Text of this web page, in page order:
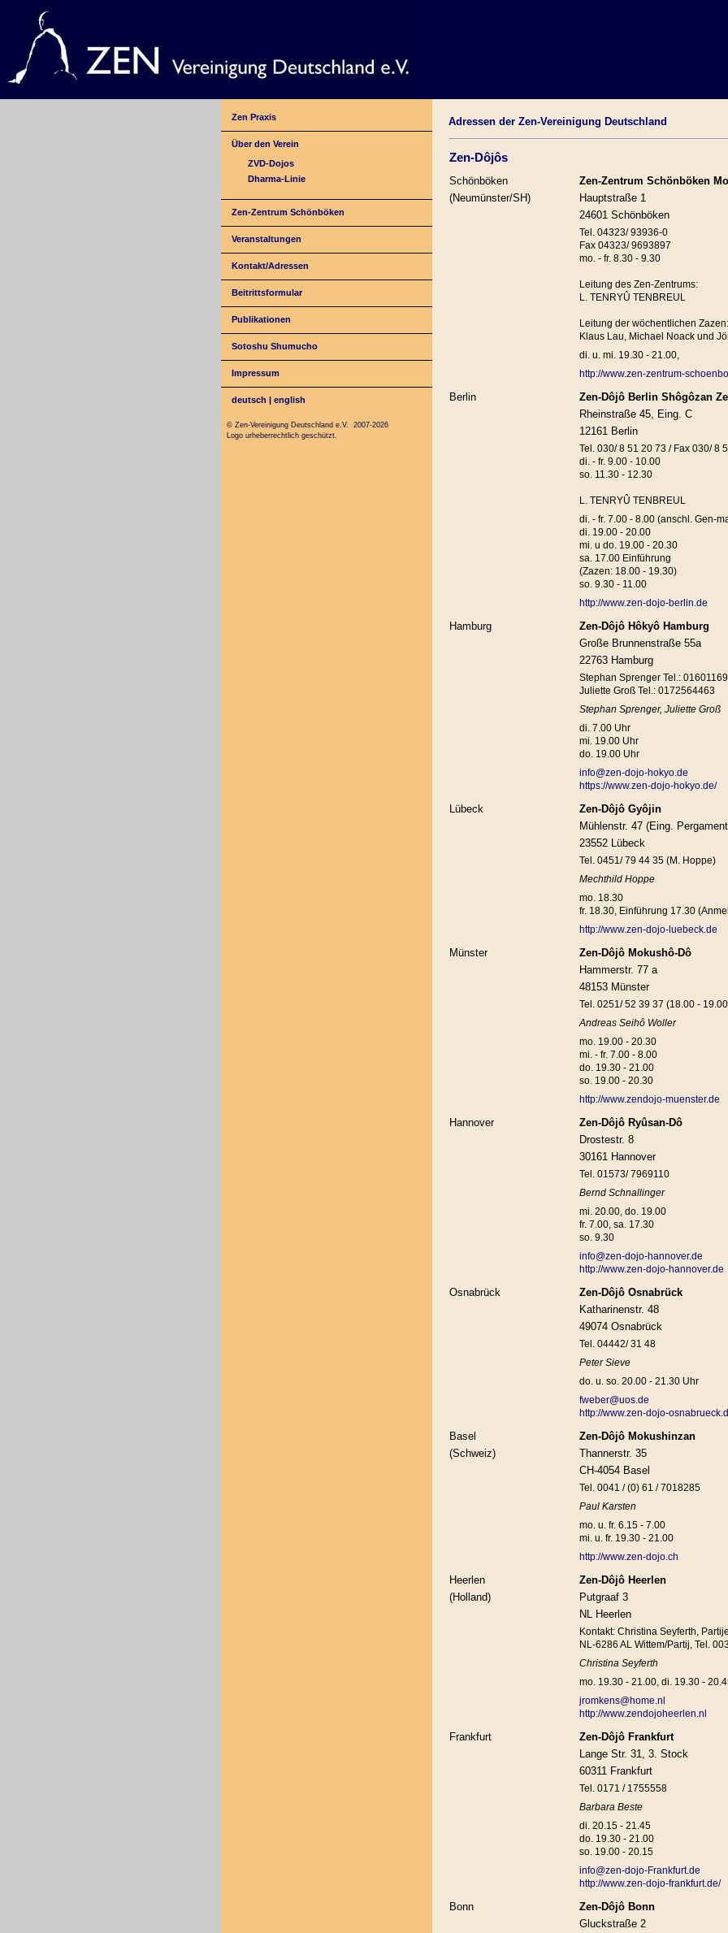
Zen Praxis
Über den Verein
ZVD-Dojos
Dharma-Linie
Zen-Zentrum Schönböken
Veranstaltungen
Kontakt/Adressen
Beitrittsformular
Publikationen
Sotoshu Shumucho
Impressum
deutsch |english
Adressen der Zen-Vereinigung Deutschland
Zen-Dôjôs
Schönböken
Zen-Zentrum Schönböken
(Neumünster/SH)
Hauptstraße 1
24601 Schönböken
Tel. 04323/ 93936-0
Fax 04323/ 9693897
mo. - fr. 8.30 - 9.30
Leitung des Zen-Zentrums:
L. TENRYÛ TENBREUL
Leitung der wöchentlichen Zazen:
Klaus Lau, Michael Noack und
di. u. mi. 19.30 - 21.00,
http://www.zen-zentrum-
Berlin
Zen-Dôjô Berlin Shôgôzan
Rheinstraße 45, Eing. C
12161 Berlin
Tel. 030/ 8 51 20 73 / Fax 030/ 8
di. - fr. 9.00 - 10.00
so. 11.30 - 12.30
L. TENRYÛ TENBREUL
di. - fr. 7.00 - 8.00 (anschl. Gen-
di. 19.00 - 20.00
mi. u do. 19.00 - 20.30
sa. 17.00 Einführung
(Zazen: 18.00 - 19.30)
so. 9.30 - 11.00
http://www.zen-dojo-berlin.de
Hamburg
Zen-Dôjô Hôkyô Hamburg
Große Brunnenstraße 55a
22763 Hamburg
Stephan Sprenger Tel.:
Juliette Groß Tel.: 0172564463
Stephan Sprenger, Juliette Groß
di. 7.00 Uhr
mi. 19.00 Uhr
do. 19.00 Uhr
info@zen-dojo-hokyo.de
https://www.zen-dojo-hokyo.de/
Lübeck
Zen-Dôjô Gyôjin
Mühlenstr. 47 (Eing.
23552 Lübeck
Tel. 0451/ 79 44 35 (M. Hoppe)
Mechthild Hoppe
mo. 18.30
fr. 18.30, Einführung 17.30
http://www.zen-dojo-luebeck.de
Münster
Zen-Dôjô Mokushô-Dô
Hammerstr. 77 a
48153 Münster
Tel. 0251/ 52 39 37 (18.00 -
Andreas Seihô Woller
mo. 19.00 - 20.30
mi. - fr. 7.00 - 8.00
do. 19.30 - 21.00
so. 19.00 - 20.30
http://www.zendojo-muenster.de
Hannover
Zen-Dôjô Ryûsan-Dô
Drostestr. 8
30161 Hannover
Tel. 01573/ 7969110
Bernd Schnallinger
mi. 20.00, do. 19.00
fr. 7.00, sa. 17.30
so. 9.30
info@zen-dojo-hannover.de
http://www.zen-dojo-hannover.de
Osnabrück
Zen-Dôjô Osnabrück
Katharinenstr. 48
49074 Osnabrück
Tel. 04442/ 31 48
Peter Sieve
do. u. so. 20.00 - 21.30 Uhr
fweber@uos.de
http://www.zen-dojo-
Basel
Zen-Dôjô Mokushinzan
(Schweiz)
Thannerstr. 35
CH-4054 Basel
Tel. 0041 / (0) 61 / 7018285
Paul Karsten
mo. u. fr. 6.15 - 7.00
mi. u. fr. 19.30 - 21.00
http://www.zen-dojo.ch
Heerlen
Zen-Dôjô Heerlen
(Holland)
Putgraaf 3
NL Heerlen
Kontakt: Christina Seyferth,
NL-6286 AL Wittem/Partij, Tel.
Christina Seyferth
mo. 19.30 - 21.00, di. 19.30 -
jromkens@home.nl
http://www.zendojoheerlen.nl
Frankfurt
Zen-Dôjô Frankfurt
Lange Str. 31, 3. Stock
60311 Frankfurt
Tel. 0171 / 1755558
Barbara Beste
di. 20.15 - 21.45
do. 19.30 - 21.00
so. 19.00 - 20.15
info@zen-dojo-Frankfurt.de
http://www.zen-dojo-frankfurt.de/
Bonn
Zen-Dôjô Bonn
Gluckstraße 2
© Zen-Vereinigung Deutschland e.V. 2007-2026
Logo urheberrechtlich geschützt.